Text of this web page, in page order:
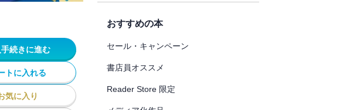
手続きに進む
トに入れる
気に入り
おすすめの本
セール・キャンペーン
書店員オススメ
Reader Store 限定